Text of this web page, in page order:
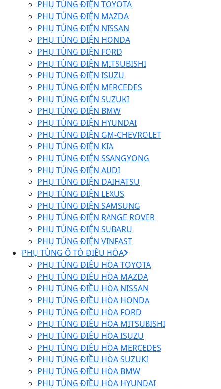
PHỤ TÙNG ĐIỆN TOYOTA
PHỤ TÙNG ĐIỆN MAZDA
PHỤ TÙNG ĐIỆN NISSAN
PHỤ TÙNG ĐIỆN HONDA
PHỤ TÙNG ĐIỆN FORD
PHỤ TÙNG ĐIỆN MITSUBISHI
PHỤ TÙNG ĐIỆN ISUZU
PHỤ TÙNG ĐIỆN MERCEDES
PHỤ TÙNG ĐIỆN SUZUKI
PHỤ TÙNG ĐIỆN BMW
PHỤ TÙNG ĐIỆN HYUNDAI
PHỤ TÙNG ĐIỆN GM-CHEVROLET
PHỤ TÙNG ĐIỆN KIA
PHỤ TÙNG ĐIỆN SSANGYONG
PHỤ TÙNG ĐIỆN AUDI
PHỤ TÙNG ĐIỆN DAIHATSU
PHỤ TÙNG ĐIỆN LEXUS
PHỤ TÙNG ĐIỆN SAMSUNG
PHỤ TÙNG ĐIỆN RANGE ROVER
PHỤ TÙNG ĐIỆN SUBARU
PHỤ TÙNG ĐIỆN VINFAST
PHỤ TÙNG Ô TÔ ĐIỀU HÒA
PHỤ TÙNG ĐIỀU HÒA TOYOTA
PHỤ TÙNG ĐIỀU HÒA MAZDA
PHỤ TÙNG ĐIỀU HÒA NISSAN
PHỤ TÙNG ĐIỀU HÒA HONDA
PHỤ TÙNG ĐIỀU HÒA FORD
PHỤ TÙNG ĐIỀU HÒA MITSUBISHI
PHỤ TÙNG ĐIỀU HÒA ISUZU
PHỤ TÙNG ĐIỀU HÒA MERCEDES
PHỤ TÙNG ĐIỀU HÒA SUZUKI
PHỤ TÙNG ĐIỀU HÒA BMW
PHỤ TÙNG ĐIỀU HÒA HYUNDAI